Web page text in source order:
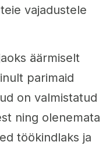
vajadustele
äärmiselt
parimaid
on valmistatud
ning olenemata
töökindlaks ja